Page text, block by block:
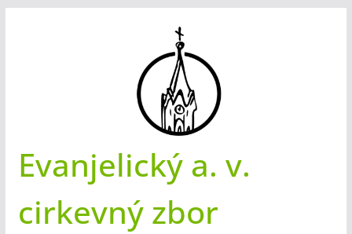
Evanjelický a. v.
cirkevný zbor